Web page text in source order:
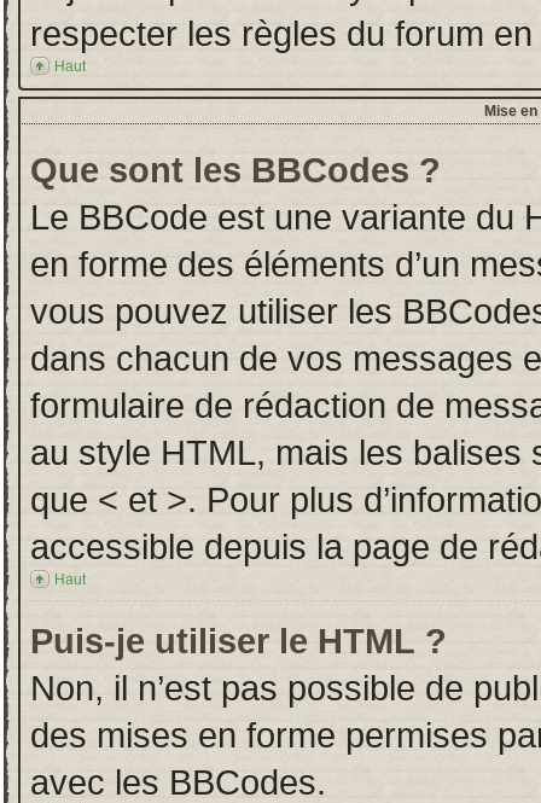
respecter les règles du forum
Haut
Mise
Que sont les BBCodes ?
Le BBCode est une variante du
en forme des éléments d’un
vous pouvez utiliser les
dans chacun de vos messages
formulaire de rédaction de
au style HTML, mais les
que < et >. Pour plus
accessible depuis la page de
Haut
Puis-je utiliser le HTML ?
Non, il n’est pas possible de
des mises en forme permises
avec les BBCodes.